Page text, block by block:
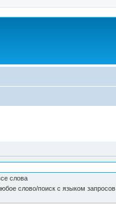
слова
слово/поиск с языком запросов